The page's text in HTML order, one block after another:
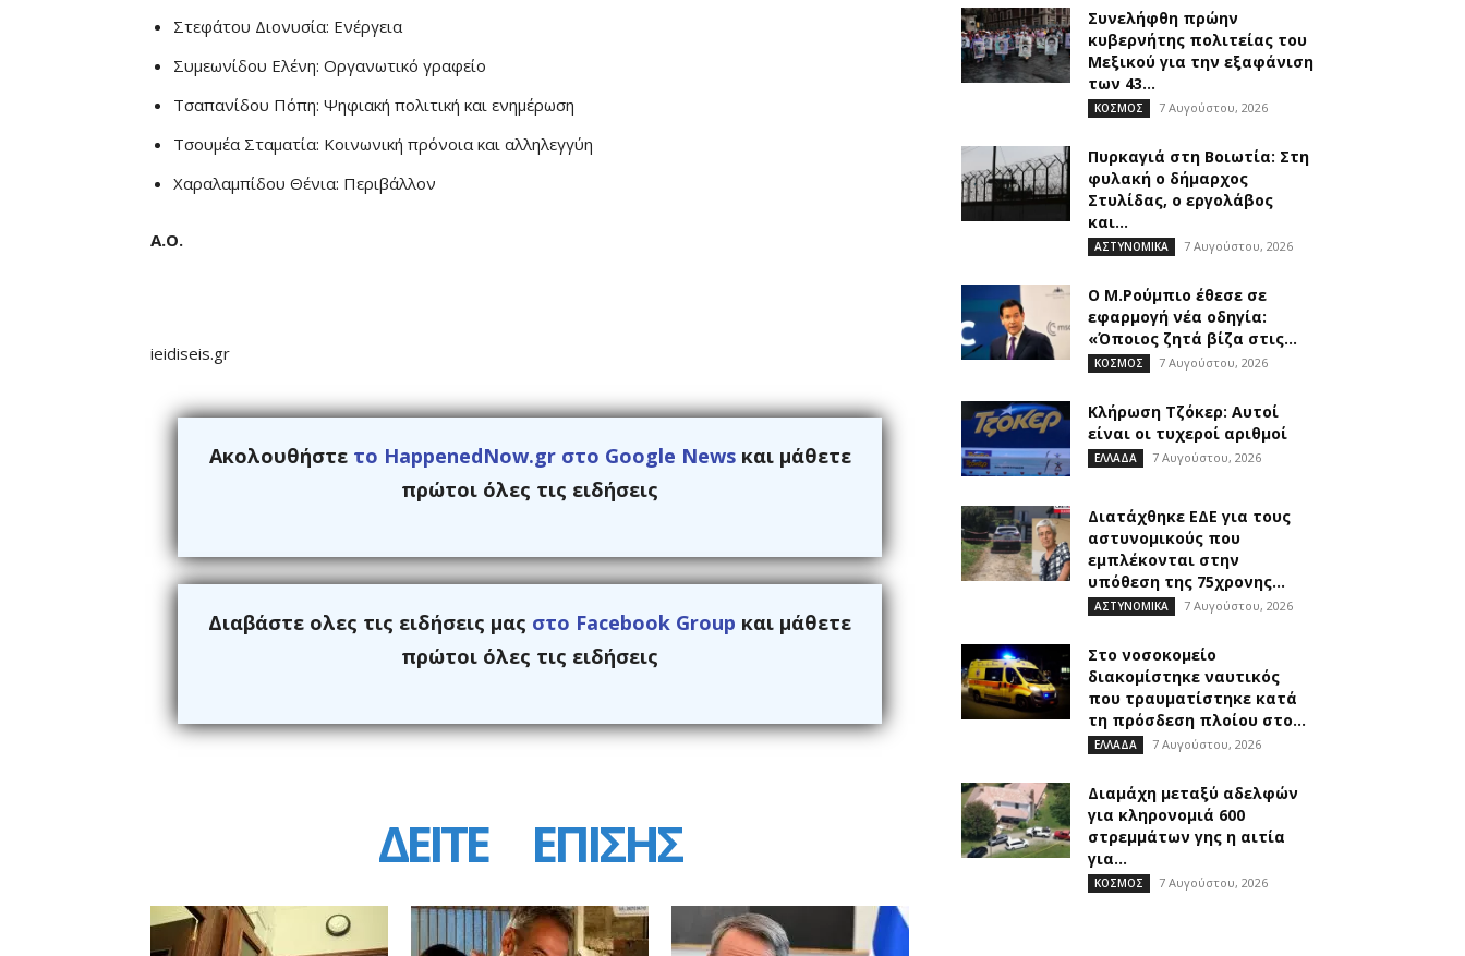
Στεφάτου Διονυσία: Ενέργεια
Συμεωνίδου Ελένη: Οργανωτικό γραφείο
Τσαπανίδου Πόπη: Ψηφιακή πολιτική και ενημέρωση
Τσουμέα Σταματία: Κοινωνική πρόνοια και αλληλεγγύη
Χαραλαμπίδου Θένια: Περιβάλλον
Α.Ο.
ieidiseis.gr
Ακολουθήστε το HappenedNow.gr στο Google Newsκαι μάθετε
πρώτοι όλες τις ειδήσεις
Διαβάστε ολες τις ειδήσεις μας στο Facebook Group και μάθετε
πρώτοι όλες τις ειδήσεις
ΔΕΙΤΕ ΕΠΙΣΗΣ
Συνελήφθη πρώην
κυβερνήτης πολιτείας του
Μεξικού για την εξαφάνιση
των 43...
ΚΟΣΜΟΣ 7 Αυγούστου, 2026
Πυρκαγιά στη Βοιωτία: Στη
φυλακή ο δήμαρχος
Στυλίδας, ο εργολάβος
και...
ΑΣΤΥΝΟΜΙΚΑ 7 Αυγούστου, 2026
Ο Μ.Ρούμπιο έθεσε σε
εφαρμογή νέα οδηγία:
«Όποιος ζητά βίζα στις...
ΚΟΣΜΟΣ 7 Αυγούστου, 2026
Κλήρωση Τζόκερ: Αυτοί
είναι οι τυχεροί αριθμοί
ΕΛΛΑΔΑ 7 Αυγούστου, 2026
Διατάχθηκε ΕΔΕ για τους
αστυνομικούς που
εμπλέκονται στην
υπόθεση της 75χρονης...
ΑΣΤΥΝΟΜΙΚΑ 7 Αυγούστου, 2026
Στο νοσοκομείο
διακομίστηκε ναυτικός
που τραυματίστηκε κατά
τη πρόσδεση πλοίου στο...
ΕΛΛΑΔΑ 7 Αυγούστου, 2026
Διαμάχη μεταξύ αδελφών
για κληρονομιά 600
στρεμμάτων γης η αιτία
για...
ΚΟΣΜΟΣ 7 Αυγούστου, 2026